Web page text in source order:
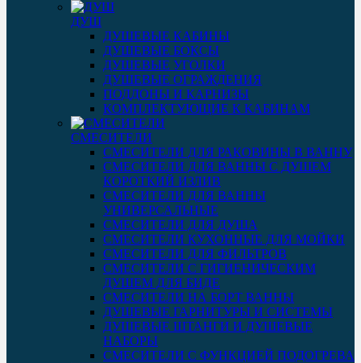
ДУШ
ДУШЕВЫЕ КАБИНЫ
ДУШЕВЫЕ БОКСЫ
ДУШЕВЫЕ УГОЛКИ
ДУШЕВЫЕ ОГРАЖДЕНИЯ
ПОДДОНЫ И КАРНИЗЫ
КОМПЛЕКТУЮЩИЕ К КАБИНАМ
СМЕСИТЕЛИ
СМЕСИТЕЛИ ДЛЯ РАКОВИНЫ В ВАННУ
СМЕСИТЕЛИ ДЛЯ ВАННЫ С ДУШЕМ
КОРОТКИЙ ИЗЛИВ
СМЕСИТЕЛИ ДЛЯ ВАННЫ
УНИВЕРСАЛЬНЫЕ
СМЕСИТЕЛИ ДЛЯ ДУША
СМЕСИТЕЛИ КУХОННЫЕ ДЛЯ МОЙКИ
СМЕСИТЕЛИ ДЛЯ ФИЛЬТРОВ
СМЕСИТЕЛИ С ГИГИЕНИЧЕСКИМ
ДУШЕМ ДЛЯ БИДЕ
СМЕСИТЕЛИ НА БОРТ ВАННЫ
ДУШЕВЫЕ ГАРНИТУРЫ И СИСТЕМЫ
ДУШЕВЫЕ ШТАНГИ И ДУШЕВЫЕ
НАБОРЫ
СМЕСИТЕЛИ С ФУНКЦИЕЙ ПОДОГРЕВА